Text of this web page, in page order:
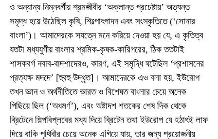
ও অন্যান্য নিম্নবর্গীয় শ্রমজীবীর ‘অক্লান্ত প্রচেষ্টায়’ অত্যন্ত
সমৃদ্ধ হয়ে উঠেছিল কৃষি, শিল্পোৎপাদন এবং সংস্কৃতিতে (‘সোনার
বাংলা’)। আমাদেরকে সযত্নে মনে করিয়ে দেওয়া হয় যে, এ কৃতিত্ব
যতটা মধ্যযুগীয় বাংলার শ্রমিক-কৃষক-কারিগরের, ঠিক ততটাই
শাসকবর্গ নবাব-বাদশাদেরও, কারণ, এই সমৃদ্ধি ঘটেছিল ‘প্রশাসনের
প্রত্যক্ষ মদদে’ [হুবহু উদ্ধৃত]। আমাদেরকে এও বলা হয়, ইউরোপ
তখন জ্ঞান ও অর্থনীতিতে ভারত ও বিশেষত বাংলার চেয়ে অনেক
পিছিয়ে ছিল (‘অধমর্ণ’), এবং অষ্টাদশ শতকের শেষ দিক থেকে
ব্রিটেনে শিল্পবিপ্লবের মধ্য দিয়ে ব্রিটেন তথা ইউরোপ যে হঠাৎই লাফ
দিয়ে বাকি পৃথিবীর চেয়ে অনেক এগিয়ে যায়, তার জন্য প্রয়োজনীয়